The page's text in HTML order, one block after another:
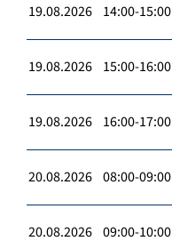
19.08.2026 14:00-15:00
19.08.2026 15:00-16:00
19.08.2026 16:00-17:00
20.08.2026 08:00-09:00
20.08.2026 09:00-10:00